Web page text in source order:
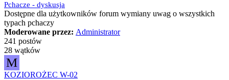
Pchacze - dyskusja
Dostępne dla użytkowników forum wymiany uwag o wszystkich
typach pchaczy
Moderowane przez: Administrator
241 postów
28 wątków
M
KOZIOROŻEC W-02